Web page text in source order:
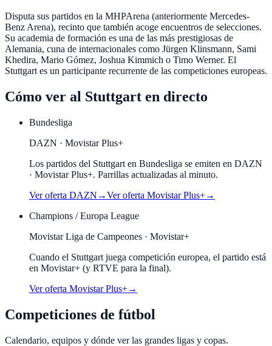
Disputa sus partidos en la MHPArena (anteriormente Mercedes-
Benz Arena), recinto que también acoge encuentros de selecciones.
Su academia de formación es una de las más prestigiosas de
Alemania, cuna de internacionales como Jürgen Klinsmann, Sami
Khedira, Mario Gómez, Joshua Kimmich o Timo Werner. El
Stuttgart es un participante recurrente de las competiciones europeas.
Cómo ver al Stuttgart en directo
Bundesliga
DAZN · Movistar Plus+
Los partidos del Stuttgart en Bundesliga se emiten en DAZN
· Movistar Plus+. Parrillas actualizadas al minuto.
Ver oferta DAZN →Ver oferta Movistar Plus+→
Champions / Europa League
Movistar Liga de Campeones · Movistar+
Cuando el Stuttgart juega competición europea, el partido está
en Movistar+ (y RTVE para la final).
Ver oferta Movistar Plus+→
Competiciones de fútbol
Calendario, equipos y dónde ver las grandes ligas y copas.